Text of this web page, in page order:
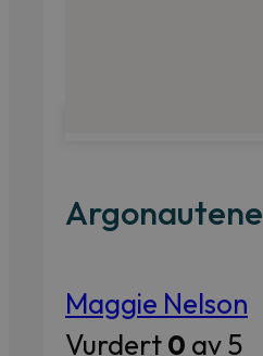
Argonautene
Maggie Nelson
Vurdert0 av 5